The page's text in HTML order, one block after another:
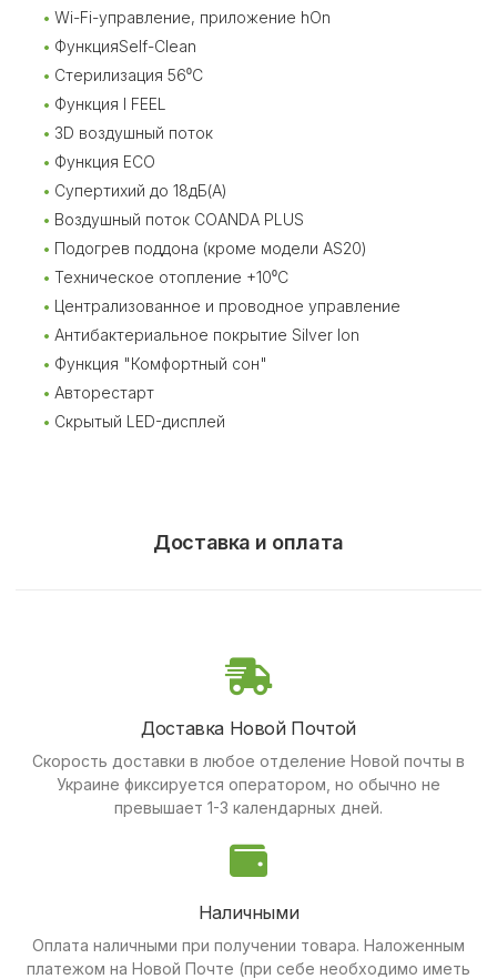
Wi-Fi-управление, приложение hOn
ФункцияSelf-Сlean
Стерилизация 56⁰С
Функция I FEEL
3D воздушный поток
Функция ECO
Супертихий до 18дБ(А)
Воздушный поток COANDA PLUS
Подогрев поддона (кроме модели AS20)
Техническое отопление +10⁰С
Централизованное и проводное управление
Антибактериальное покрытие Silver Ion
Функция "Комфортный сон"
Авторестарт
Скрытый LED-дисплей
Доставка и оплата
Доставка Новой Почтой
Скорость доставки в любое отделение Новой почты в
Украине фиксируется оператором, но обычно не
превышает 1-3 календарных дней.
Наличными
Оплата наличными при получении товара. Наложенным
платежом на Новой Почте (при себе необходимо иметь